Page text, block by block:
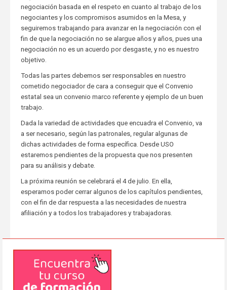
negociación basada en el respeto en cuanto al trabajo de los
negociantes y los compromisos asumidos en la Mesa, y
seguiremos trabajando para avanzar en la negociación con el
fin de que la negociación no se alargue años y años, pues una
negociación no es un acuerdo por desgaste, y no es nuestro
objetivo.
Todas las partes debemos ser responsables en nuestro
cometido negociador de cara a conseguir que el Convenio
estatal sea un convenio marco referente y ejemplo de un buen
trabajo.
Dada la variedad de actividades que encuadra el Convenio, va
a ser necesario, según las patronales, regular algunas de
dichas actividades de forma específica. Desde USO
estaremos pendientes de la propuesta que nos presenten
para su análisis y debate.
La próxima reunión se celebrará el 4 de julio. En ella,
esperamos poder cerrar algunos de los capítulos pendientes,
con el fin de dar respuesta a las necesidades de nuestra
afiliación y a todos los trabajadores y trabajadoras.